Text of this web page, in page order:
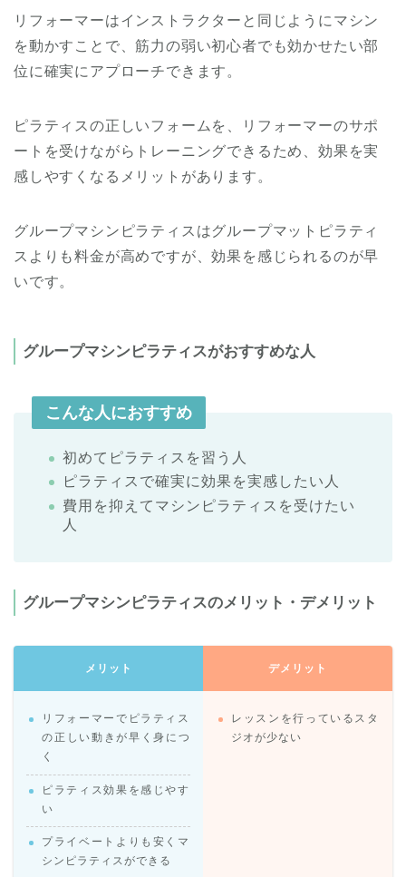
リフォーマーはインストラクターと同じようにマシン
を動かすことで、筋力の弱い初心者でも効かせたい部
位に確実にアプローチできます。
ピラティスの正しいフォームを、リフォーマーのサポ
ートを受けながらトレーニングできるため、効果を実
感しやすくなるメリットがあります。
グループマシンピラティスはグループマットピラティ
スよりも料金が高めですが、効果を感じられるのが早
いです。
グループマシンピラティスがおすすめな人
こんな人におすすめ
初めてピラティスを習う人
ピラティスで確実に効果を実感したい人
費用を抑えてマシンピラティスを受けたい
人
グループマシンピラティスのメリット・デメリット
メリット
リフォーマーでピラティス
の正しい動きが早く身につ
く
ピラティス効果を感じやす
い
プライベートよりも安くマ
シンピラティスができる
デメリット
レッスンを行っているスタ
ジオが少ない